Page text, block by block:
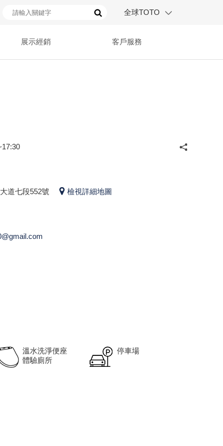
全球TOTO
展示經銷 客戶服務
道七段552號 檢視詳細地圖
溫水洗淨便座
體驗廁所
停車場